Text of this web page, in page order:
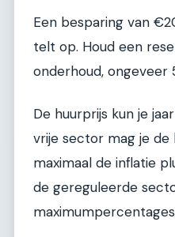
Een besparing van
telt op. Houd een
onderhoud, ongeveer
De huurprijs kun je
vrije sector mag je
maximaal de inflatie
de gereguleerde